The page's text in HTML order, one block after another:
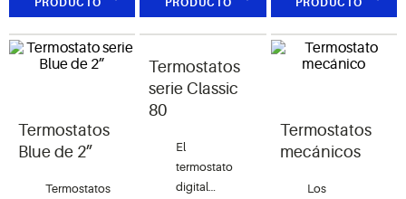
ofrece
fiabilidad
comprobada.
PRODUCTO
la
y
programación
residenciales
o
comerciales.
PRODUCTO
grande
fácil de
leer, fácil
Easy
PRODUCTO
Termostatos
Blue de 2”
Termostatos
Termostatos
serie Classic
80
El
termostato
digital
Termostatos
mecánicos
Los